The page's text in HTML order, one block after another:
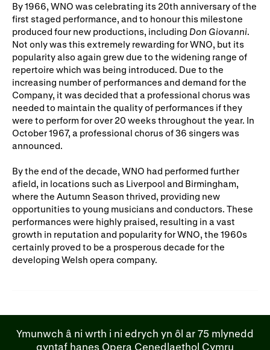
By 1966, WNO was celebrating its 20th anniversary of the
first staged performance, and to honour this milestone
produced four new productions, including Don Giovanni.
Not only was this extremely rewarding for WNO, but its
popularity also again grew due to the widening range of
repertoire which was being introduced. Due to the
increasing number of performances and demand for the
Company, it was decided that a professional chorus was
needed to maintain the quality of performances if they
were to perform for over 20 weeks throughout the year. In
October 1967, a professional chorus of 36 singers was
announced.
By the end of the decade, WNO had performed further
afield, in locations such as Liverpool and Birmingham,
where the Autumn Season thrived, providing new
opportunities to young musicians and conductors. These
performances were highly praised, resulting in a vast
growth in reputation and popularity for WNO, the 1960s
certainly proved to be a prosperous decade for the
developing Welsh opera company.
Ymunwch â ni wrth i ni edrych yn ôl ar 75 mlynedd
gyntaf hanes Opera Cenedlaethol Cymru